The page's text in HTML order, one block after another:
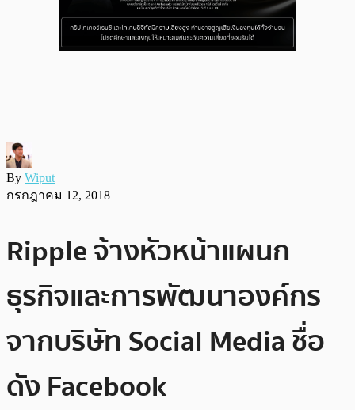
By Wiput
กรกฎาคม 12, 2018
Ripple จ้างหัวหน้าแผนก
ธุรกิจและการพัฒนาองค์กร
จากบริษัท Social Media ชื่อ
ดัง Facebook